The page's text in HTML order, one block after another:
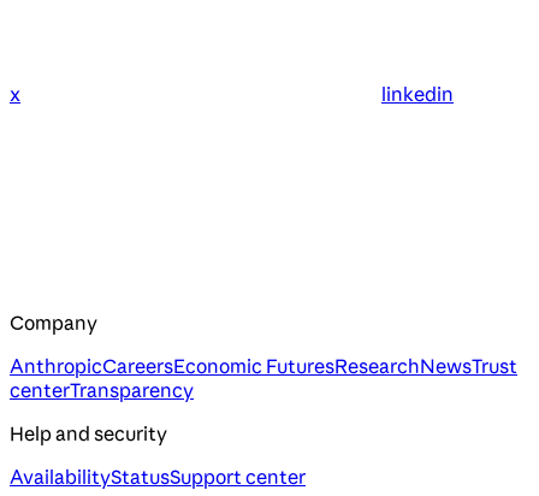
x linkedin
Company
AnthropicCareersEconomic FuturesResearchNewsTrust
centerTransparency
Help and security
AvailabilityStatusSupport center